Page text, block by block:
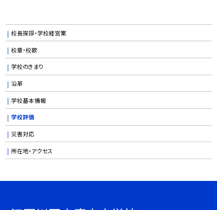
校長挨拶・学校経営案
校章・校歌
学校のきまり
沿革
学校基本情報
学校評価
災害対応
所在地・アクセス